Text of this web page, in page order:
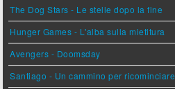
The Dog Stars - Le stelle dopo la fine
Hunger Games - L'alba sulla mietitura
Avengers - Doomsday
Santiago - Un cammino per ricominciare